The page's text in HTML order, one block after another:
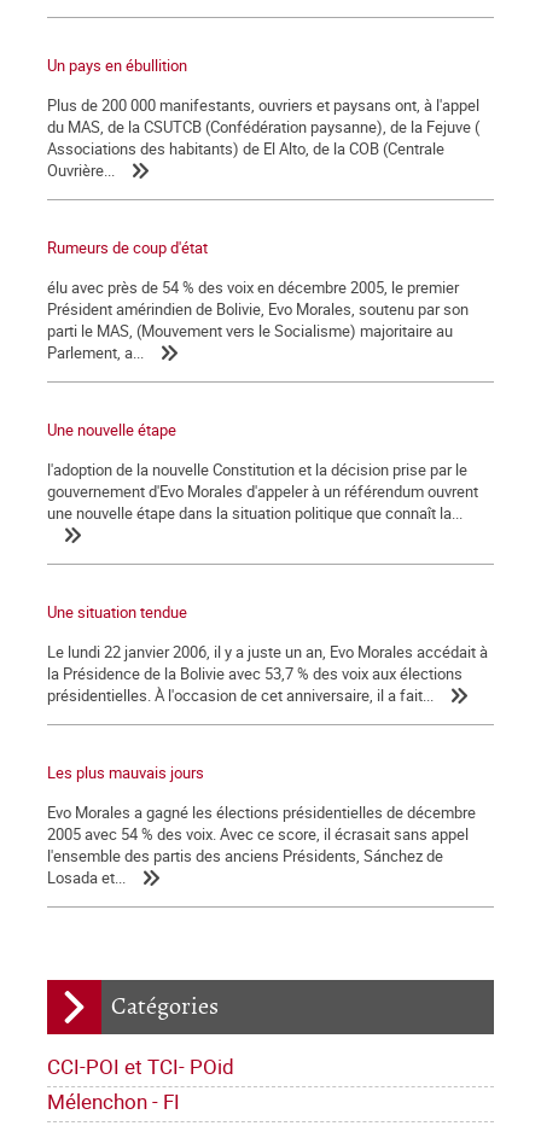
Catégories
CCI-POI et TCI- POid
Mélenchon - FI
Un pays en ébullition
Plus de 200 000 manifestants, ouvriers et paysans ont, à l'appel
du MAS, de la CSUTCB (Confédération paysanne), de la Fejuve (
Associations des habitants) de El Alto, de la COB (Centrale
Ouvrière...
Rumeurs de coup d'état
élu avec près de 54 % des voix en décembre 2005, le premier
Président amérindien de Bolivie, Evo Morales, soutenu par son
parti le MAS, (Mouvement vers le Socialisme) majoritaire au
Parlement, a...
Une nouvelle étape
l'adoption de la nouvelle Constitution et la décision prise par le
gouvernement d'Evo Morales d'appeler à un référendum ouvrent
une nouvelle étape dans la situation politique que connaît la...
Une situation tendue
Le lundi 22 janvier 2006, il y a juste un an, Evo Morales accédait à
la Présidence de la Bolivie avec 53,7 % des voix aux élections
présidentielles. À l'occasion de cet anniversaire, il a fait...
Les plus mauvais jours
Evo Morales a gagné les élections présidentielles de décembre
2005 avec 54 % des voix. Avec ce score, il écrasait sans appel
l'ensemble des partis des anciens Présidents, Sánchez de
Losada et...